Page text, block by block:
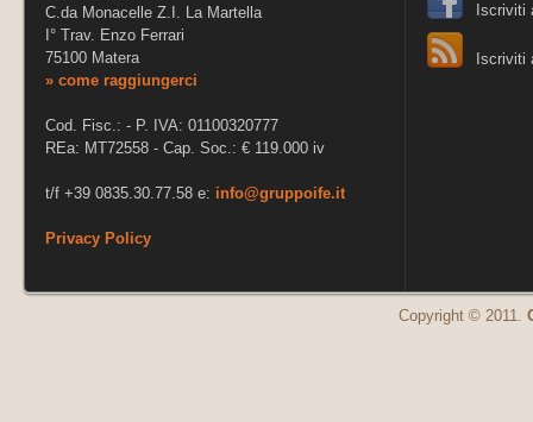
C.da Monacelle Z.I. La Martella
I° Trav. Enzo Ferrari
75100 Matera
» come raggiungerci
Cod. Fisc.: - P. IVA: 01100320777
REa: MT72558 - Cap. Soc.: € 119.000 iv
t/f +39 0835.30.77.58 e: info@gruppoife.it
Privacy Policy
Iscriviti
Iscriviti
Copyright © 2011.